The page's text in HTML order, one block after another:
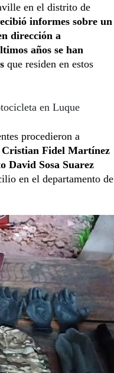
en el distrito de
informes sobre un
dirección a
años se han
que residen en estos
en Luque
procedieron a
Cristian Fidel Martínez
David Sosa Suarez
en el departamento de